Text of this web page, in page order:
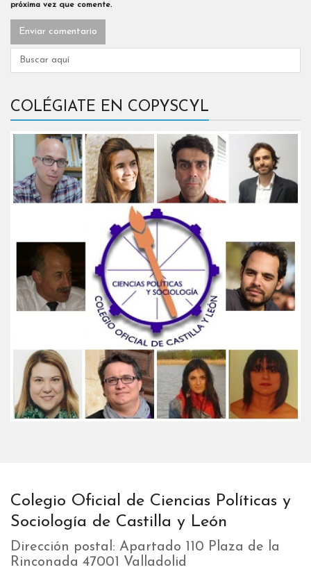
próxima vez que comente.
COLÉGIATE EN COPYSCYL
Colegio Oficial de Ciencias Políticas y
Sociología de Castilla y León
Dirección postal: Apartado 110 Plaza de la
Rinconada 47001 Valladolid